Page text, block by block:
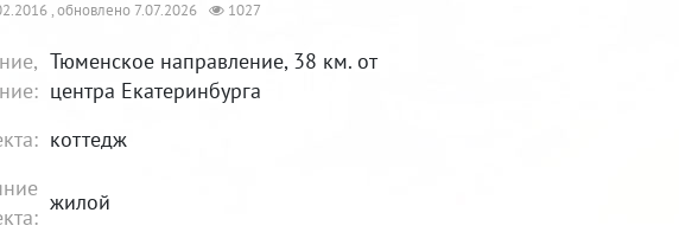
, обновлено 7.07.2026 1027
Тюменское направление, 38 км. от
центра Екатеринбурга
коттедж
жилой